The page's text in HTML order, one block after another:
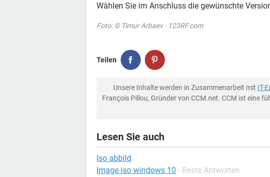
Wählen Sie im Anschluss die gewünschte
Foto: © Timur Arbaev - 123RF.com
Teilen
Unsere Inhalte werden in Zusammenarbeit mit IT-
François Pillou, Gründer von CCM.net. CCM ist eine
Lesen Sie auch
Iso abbild
Image iso windows 10 - Beste Antworten